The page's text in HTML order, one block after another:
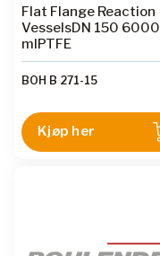
Flat Flange Reaction
VesselsDN 150 6000
mlPTFE
BOH B 271-15
Kjøp her